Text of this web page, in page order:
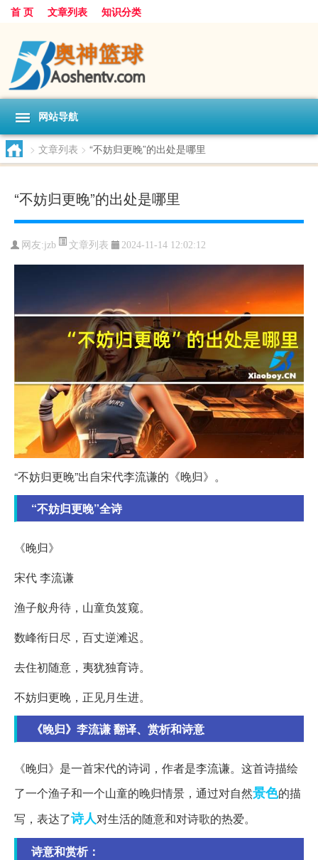
首 页 文章列表 知识分类
网站导航
> 文章列表 > “不妨归更晚”的出处是哪里
“不妨归更晚”的出处是哪里
网友:jzb 文章列表 2024-11-14 12:02:12
“不妨归更晚”出自宋代李流谦的《晚归》。
“不妨归更晚”全诗
《晚归》
宋代 李流谦
渔子舣舟待，山童负笈窥。
数峰衔日尽，百丈逆滩迟。
去住初随意，夷犹独育诗。
不妨归更晚，正见月生进。
《晚归》李流谦 翻译、赏析和诗意
《晚归》是一首宋代的诗词，作者是李流谦。这首诗描绘
了一个渔子和一个山童的晚归情景，通过对自然景色的描
写，表达了诗人对生活的随意和对诗歌的热爱。
诗意和赏析：